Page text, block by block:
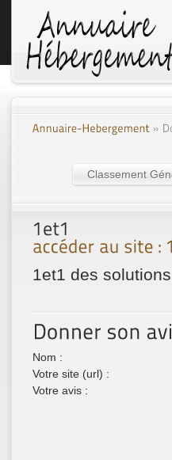
Classement
1et1 des
Nom :
Votre site (url) :
Votre avis :